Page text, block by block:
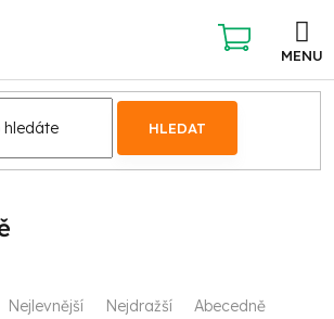
HLEDAT
NÁKUPNÍ
KOŠÍK
Nejlevnější Nejdražší Abecedně